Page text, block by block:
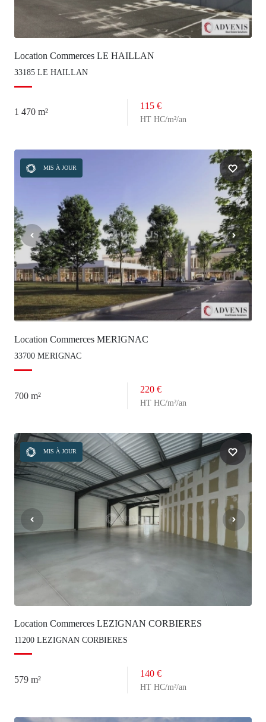
Location Commerces LE HAILLAN
33185 LE HAILLAN
1 470 m²
115 €
HT HC/m²/an
MIS À JOUR
Location Commerces MERIGNAC
33700 MERIGNAC
700 m²
220 €
HT HC/m²/an
MIS À JOUR
Location Commerces LEZIGNAN CORBIERES
11200 LEZIGNAN CORBIERES
579 m²
140 €
HT HC/m²/an